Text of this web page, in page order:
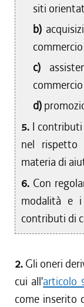
siti
b)
c)
d)
5. I contributi
nel rispetto
materia di
6. Con
modalità e
contributi di
2. Gli oneri
cui all'articolo
come inserito